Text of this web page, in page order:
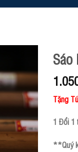
Sáo
Tặng
1 Đổi 1
**Quý